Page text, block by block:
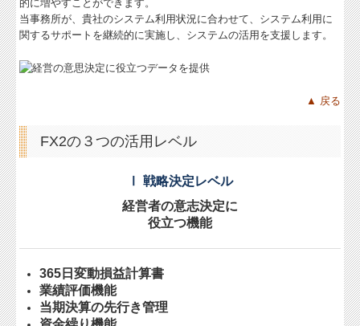
社長メニューASP版
TKCシステムQ&A
経営改善オンデマンド講座
的に増やすことができます。
当事務所が、貴社のシステム利用状況に合わせて、システム利用に
関するサポートを継続的に実施し、システムの活用を支援します。
▲ 戻る
FX2の３つの活用レベル
Ⅰ 戦略決定レベル
経営者の意志決定に
役立つ機能
365日変動損益計算書
業績評価機能
当期決算の先行き管理